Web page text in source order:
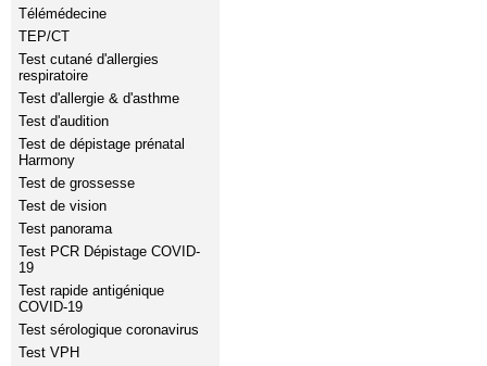
Télémédecine
TEP/CT
Test cutané d'allergies
respiratoire
Test d'allergie & d'asthme
Test d'audition
Test de dépistage prénatal
Harmony
Test de grossesse
Test de vision
Test panorama
Test PCR Dépistage COVID-
19
Test rapide antigénique
COVID-19
Test sérologique coronavirus
Test VPH